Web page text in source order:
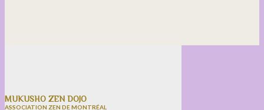
MUKUSHO ZEN DOJO
ASSOCIATION ZEN DE MONTRÉAL